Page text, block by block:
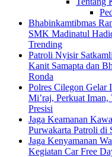
Bhabinkamtibmas
SMK Madinatul
Trending
Patroli Nyisir
Kanit Samapta dan
Ronda
Polres Cilegon Gelar
Mi’raj, Perkuat
Presisi
Jaga Keamanan
Purwakarta Patroli di
Jaga Kenyamanan
Kegiatan Car Free